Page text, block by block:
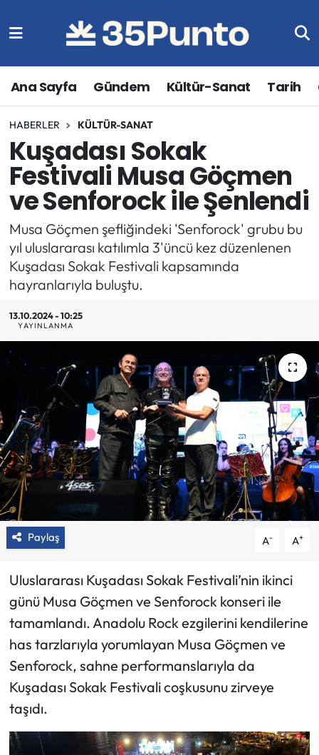
Ana Sayfa Gündem Kültür-Sanat Tarih
HABERLER KÜLTÜR-SANAT
Kuşadası Sokak
Festivali Musa Göçmen
ve Senforock ile Şenlendi
Musa Göçmen şefliğindeki 'Senforock' grubu bu
yıl uluslararası katılımla 3'üncü kez düzenlenen
Kuşadası Sokak Festivali kapsamında
hayranlarıyla buluştu.
13.10.2024 - 10:25
YAYINLANMA
Paylaş A- A+
Uluslararası Kuşadası Sokak Festivali’nin ikinci
günü Musa Göçmen ve Senforock konseri ile
tamamlandı. Anadolu Rock ezgilerini kendilerine
has tarzlarıyla yorumlayan Musa Göçmen ve
Senforock, sahne performanslarıyla da
Kuşadası Sokak Festivali coşkusunu zirveye
taşıdı.